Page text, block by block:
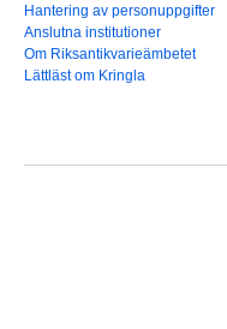
Hantering av personuppgifter
Anslutna institutioner
Om Riksantikvarieämbetet
Lättläst om Kringla